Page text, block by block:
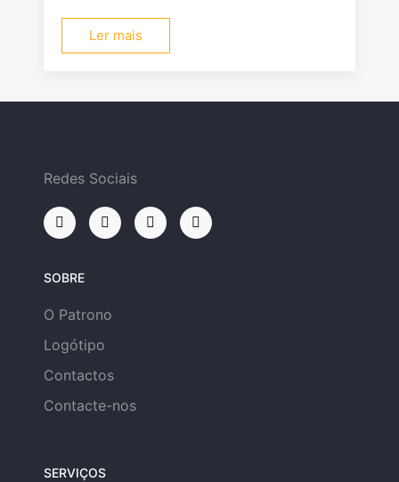
Ler mais
Redes Sociais
SOBRE
O Patrono
Logótipo
Contactos
Contacte-nos
SERVIÇOS